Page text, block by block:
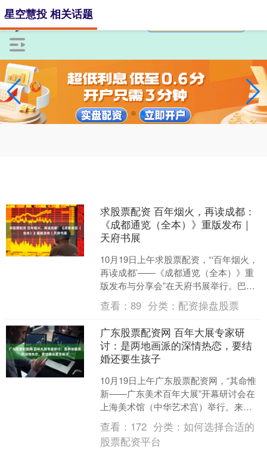
星空慧投 相关话题
求股票配资 百年烟火，再读成都：
《成都通览（全本）》重版发布｜
天府书展
10月19日上午求股票配资，“‘百年烟火，
再读成都’——《成都通览（全本）》重
版发布与分享会”在天府书展举行。巴蜀
文化学者袁庭栋，成都大学教授王亦歌
和原书作者傅....
查看：89 分类： 配资操盘股票
广东股票配资网 百年大展专家研
讨：是两地画派的深情热恋，要结
婚还要生孩子
10月19日上午广东股票配资网，“其命惟
新——广东美术百年大展”开幕研讨会在
上海美术馆（中华艺术宫）举行。来自
广东、上海及全国各地30多位学者、艺
术家与策展人围....
查看： 172 分类：如何选择合适的
股票配资平台